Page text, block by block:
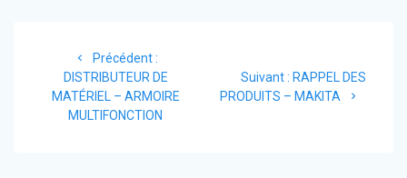
l’article
Précédent :Article
précédent
:
DISTRIBUTEUR DE
MATÉRIEL – ARMOIRE
MULTIFONCTION
Suivant : Article
suivant
RAPPEL DES
PRODUITS – MAKITA